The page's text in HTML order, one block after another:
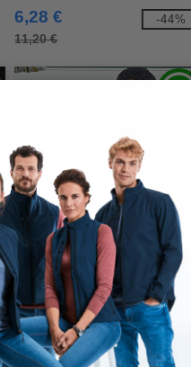
Hombre
6,28 €
11,20 €
-44%
W1
Tee Jays TJ1150 - CAMISETA
URBAN LUXURY
5,96 €